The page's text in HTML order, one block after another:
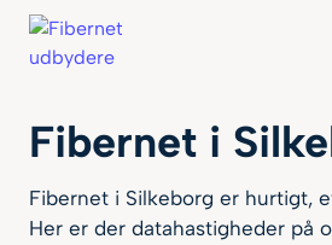
Fibernet i
Fibernet i Silkeborg er hurtigt,
Her er der datahastigheder på